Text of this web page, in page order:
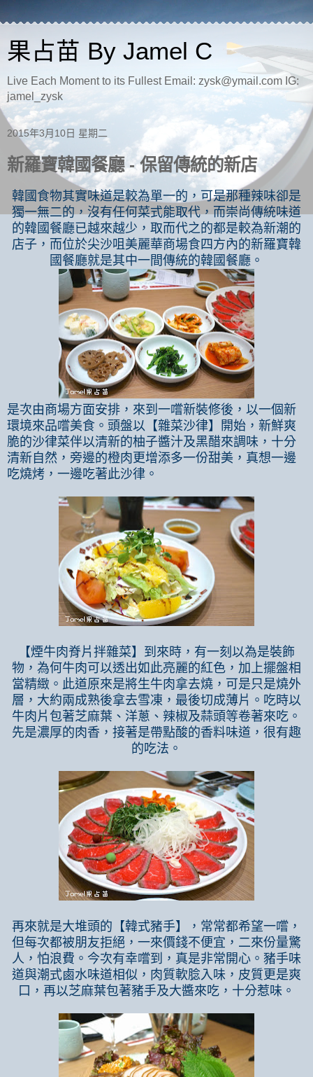
果占苗 By Jamel C
Live Each Moment to its Fullest Email: zysk@ymail.com IG:
jamel_zysk
2015年3月10日 星期二
新羅寶韓國餐廳 - 保留傳統的新店
韓國食物其實味道是較為單一的，可是那種辣味卻是
獨一無二的，沒有任何菜式能取代，而崇尚傳統味道
的韓國餐廳已越來越少，取而代之的都是較為新潮的
店子，而位於尖沙咀美麗華商場食四方內的新羅寶韓
國餐廳就是其中一間傳統的韓國餐廳。
是次由商場方面安排，來到一嚐新裝修後，以一個新
環境來品嚐美食。頭盤以【雜菜沙律】開始，新鮮爽
脆的沙律菜伴以清新的柚子醬汁及黑醋來調味，十分
清新自然，旁邊的橙肉更增添多一份甜美，真想一邊
吃燒烤，一邊吃著此沙律。
【煙牛肉脊片拌雜菜】到來時，有一刻以為是裝飾
物，為何牛肉可以透出如此亮麗的紅色，加上擺盤相
當精緻。此道原來是將生牛肉拿去燒，可是只是燒外
層，大約兩成熟後拿去雪凍，最後切成薄片。吃時以
牛肉片包著芝麻葉、洋蔥、辣椒及蒜頭等卷著來吃。
先是濃厚的肉香，接著是帶點酸的香料味道，很有趣
的吃法。
再來就是大堆頭的【韓式豬手】，常常都希望一嚐，
但每次都被朋友拒絕，一來價錢不便宜，二來份量驚
人，怕浪費。今次有幸嚐到，真是非常開心。豬手味
道與潮式鹵水味道相似，肉質軟腍入味，皮質更是爽
口，再以芝麻葉包著豬手及大醬來吃，十分惹味。